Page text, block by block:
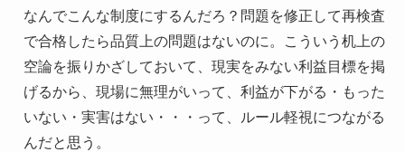
なんでこんな制度にするんだろ？問題を修正して再検査
で合格したら品質上の問題はないのに。こういう机上の
空論を振りかざしておいて、現実をみない利益目標を掲
げるから、現場に無理がいって、利益が下がる・もった
いない・実害はない・・・って、ルール軽視につながる
んだと思う。